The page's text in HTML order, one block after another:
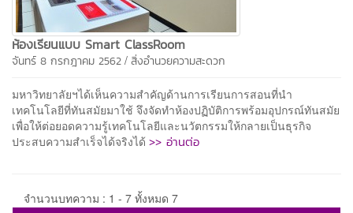
ห้องเรียนแบบ Smart ClassRoom
จันทร์ 8 กรกฎาคม 2562 / สิ่งอำนวยความสะดวก
มหาวิทยาลัยฯได้เห็นความสำคัญด้านการเรียนการสอนที่นำ
เทคโนโลยีที่ทันสมัยมาใช้ จึงจัดทำห้องปฏิบัติการพร้อมอุปกรณ์ทันสมัย
เพื่อให้ต่อยอดความรู้เทคโนโลยีและนวัตกรรมให้กลายเป็นธุรกิจ
ประสบความสำเร็จได้จริงได้ >> อ่านต่อ
จำนวนบทความ : 1 - 7 ทั้งหมด 7